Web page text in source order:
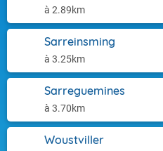
à 2.89km
Sarreinsming
à 3.25km
Sarreguemines
à 3.70km
Woustviller